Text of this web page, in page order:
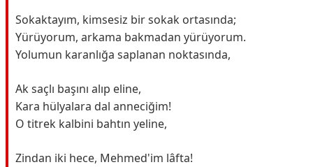
Sokaktayım, kimsesiz bir sokak ortasında;
Yürüyorum, arkama bakmadan yürüyorum.
Yolumun karanlığa saplanan noktasında,
Ak saçlı başını alıp eline,
Kara hülyalara dal anneciğim!
O titrek kalbini bahtın yeline,
Zindan iki hece, Mehmed'im lâfta!